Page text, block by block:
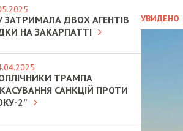
УВИДЕНО
ЗАТРИМАЛА ДВОХ АГЕНТІВ
НА ЗАКАРПАТТІ
ТРАМПА
САНКЦІЙ ПРОТИ
2”